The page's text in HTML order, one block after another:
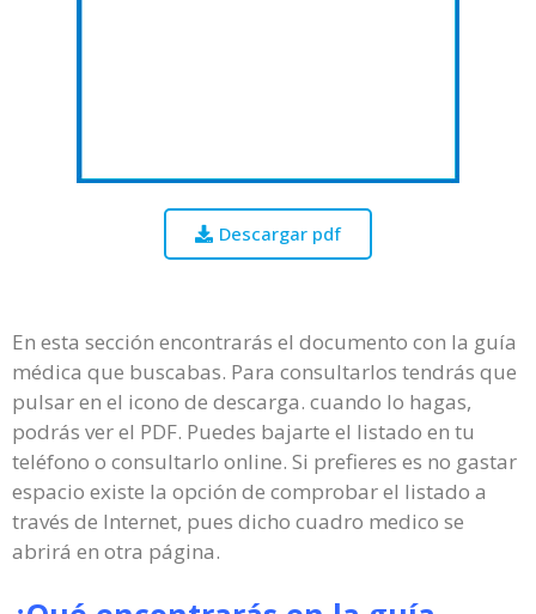
Descargar pdf
En esta sección encontrarás el documento con la guía
médica que buscabas. Para consultarlos tendrás que
pulsar en el icono de descarga. cuando lo hagas,
podrás ver el PDF. Puedes bajarte el listado en tu
teléfono o consultarlo online. Si prefieres es no gastar
espacio existe la opción de comprobar el listado a
través de Internet, pues dicho cuadro medico se
abrirá en otra página.